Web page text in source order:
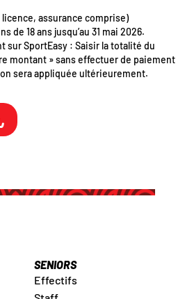
assurance comprise)
de 18 ans jusqu’au 31 mai 2026.
sur SportEasy : Saisir la totalité du
montant » sans effectuer de paiement
sera appliquée ultérieurement.
SENIORS
Effectifs